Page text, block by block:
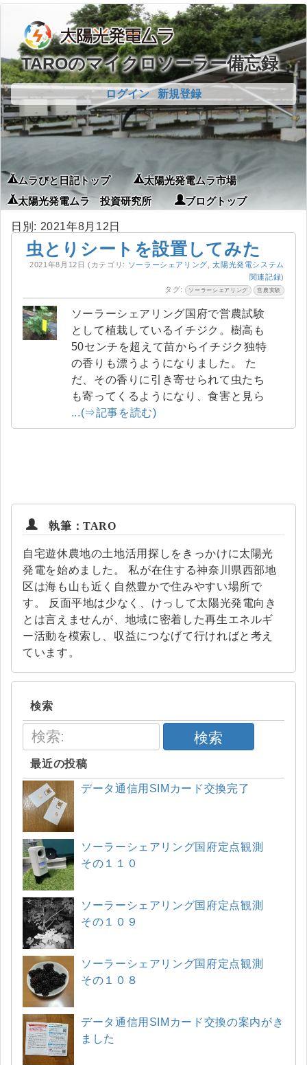
TAROのマイクロソーラー備忘録
ログイン 新規登録
ムラびと日記トップ
太陽光発電ムラ市場
太陽光発電ムラ 投資研究所
ブログトップ
日別: 2021年8月12日
虫とりシートを設置してみた
2021年8月12日 (カテゴリ: ソーラーシェアリング ,太陽光発電システム
関連記録)
タグ:
ソーラーシェアリング 営農実験
ソーラーシェアリング国府で営農試験
として植栽しているイチジク。樹高も
50センチを超えて苗からイチジク独特
の香りも漂うようになりました。 た
だ、その香りに引き寄せられて虫たち
も寄ってくるようになり、食害と見ら
...(⇒記事を読む)
執筆：TARO
自宅遊休農地の土地活用探しをきっかけに太陽光
発電を始めました。 私が在住する神奈川県西部地
区は海も山も近く自然豊かで住みやすい場所で
す。 反面平地は少なく、けっして太陽光発電向き
とは言えませんが、地域に密着した再生エネルギ
ー活動を模索し、収益につなげて行ければと考え
ています。
検索
検索
最近の投稿
データ通信用SIMカード交換完了
ソーラーシェアリング国府定点観測
その１１０
ソーラーシェアリング国府定点観測
その１０９
ソーラーシェアリング国府定点観測
その１０８
データ通信用SIMカード交換の案内がき
ました